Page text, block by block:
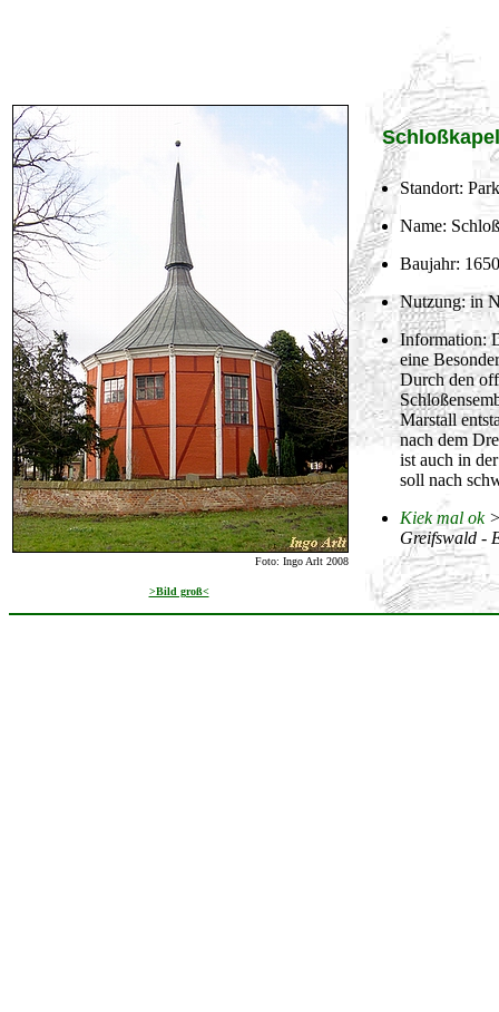
Foto: Ingo Arlt 2008
>Bild groß<
Standort:
Name:
Baujahr: 1650
Nutzung: in
Information:
eine
Durch den
Marstall
nach dem
ist auch in
soll nach
Kiek mal ok
Greifswald -